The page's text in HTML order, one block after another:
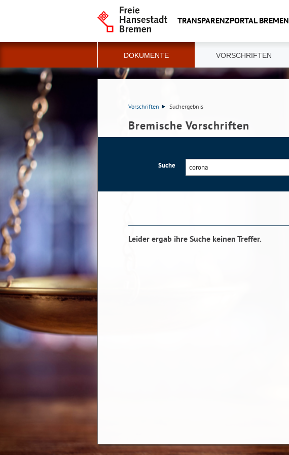
TRANSPARENZPORTAL BREMEN
DOKUMENTE VORSCHRIFTEN
Vorschriften Suchergebnis
Bremische Vorschriften
Suche
Leider ergab ihre Suche keinen Treffer.